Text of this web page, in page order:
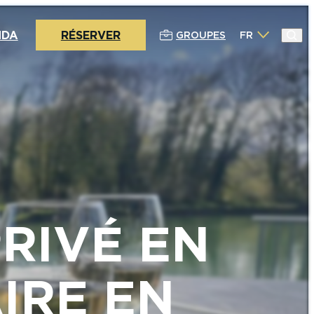
RÉSERVER GROUPES FR
EN
EN